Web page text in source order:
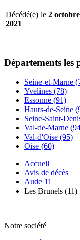
Décédé(e) le 2 octobre
2021
Départements les
Seine-et-Marne
Yvelines (78)
Essonne (91)
Hauts-de-Seine
Seine-Saint-
Val-de-Marne
Val-d'Oise (95)
Oise (60)
Accueil
Avis de décès
Aude 11
Les Brunels (11)
Notre société